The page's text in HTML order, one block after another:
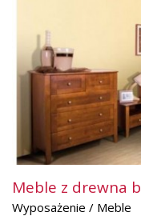
Meble z drewna
Wyposażenie / Meble